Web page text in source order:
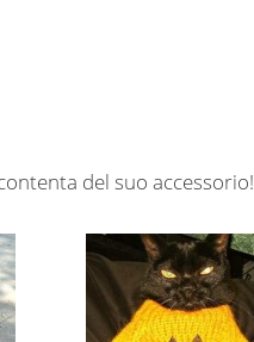
del suo accessorio!